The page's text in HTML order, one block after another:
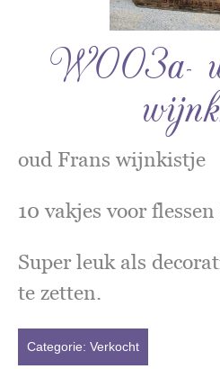
W003a-
oud Frans wijnkistje
10 vakjes voor
Super leuk als
te zetten.
Categorie: Verkocht